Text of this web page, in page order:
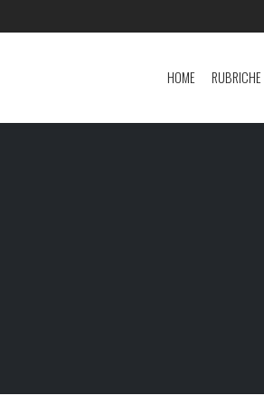
HOME RUBRICHE